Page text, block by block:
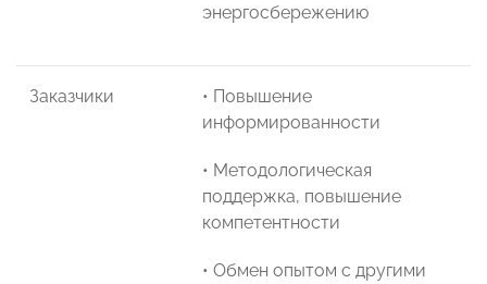
энергосбережению
Заказчики
• Повышение
информированности
• Методологическая
поддержка, повышение
компетентности
• Обмен опытом с другими